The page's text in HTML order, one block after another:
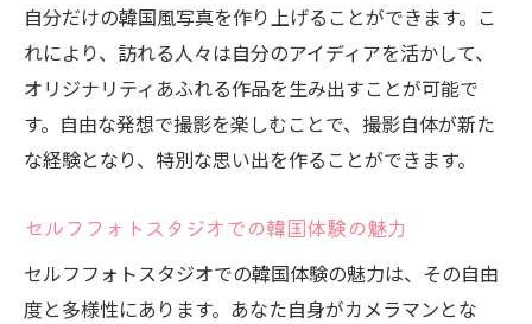
自分だけの韓国風写真を作り上げることができます。こ
れにより、訪れる人々は自分のアイディアを活かして、
オリジナリティあふれる作品を生み出すことが可能で
す。自由な発想で撮影を楽しむことで、撮影自体が新た
な経験となり、特別な思い出を作ることができます。
セルフフォトスタジオでの韓国体験の魅力
セルフフォトスタジオでの韓国体験の魅力は、その自由
度と多様性にあります。あなた自身がカメラマンとな